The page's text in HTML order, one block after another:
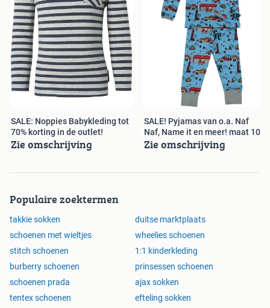
SALE: Noppies Babykleding tot
70% korting in de outlet!
Zie omschrijving
SALE! Pyjamas van o.a. Naf
Naf, Name it en meer! maat 104
Zie omschrijving
Populaire zoektermen
takkie sokken
duitse marktplaats
schoenen met wieltjes
wheelies schoenen
stitch schoenen
1:1 kinderkleding
burberry schoenen
prinsessen schoenen
schoenen prada
ajax sokken
tentex schoenen
efteling sokken